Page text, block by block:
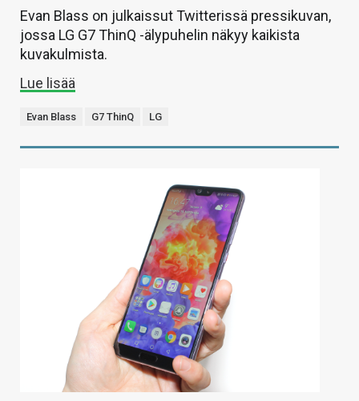
Evan Blass on julkaissut Twitterissä pressikuvan,
jossa LG G7 ThinQ -älypuhelin näkyy kaikista
kuvakulmista.
Lue lisää
Evan Blass G7 ThinQ LG